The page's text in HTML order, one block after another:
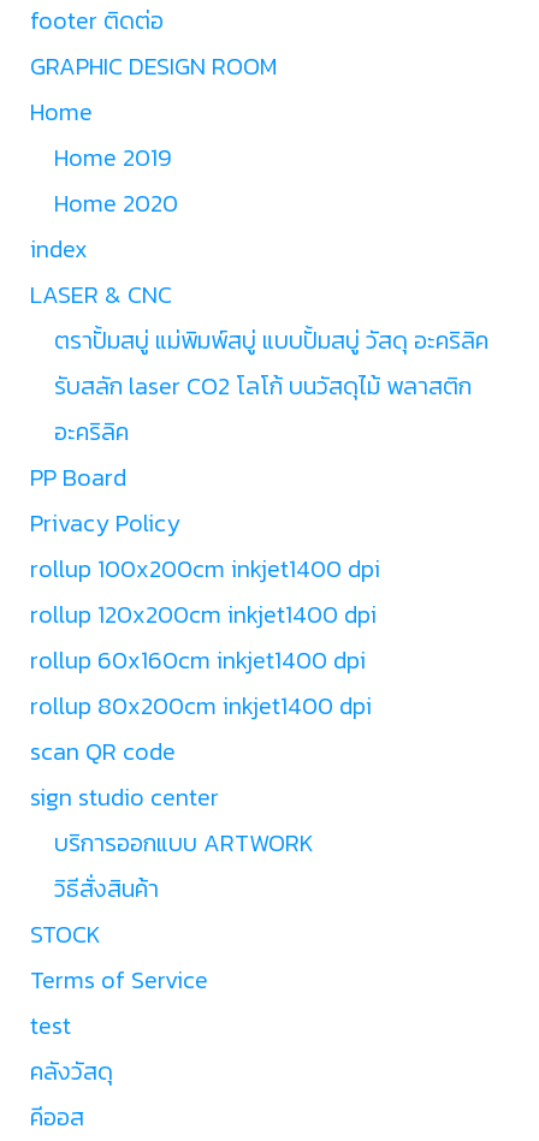
footer ติดต่อ
GRAPHIC DESIGN ROOM
Home
Home 2019
Home 2020
index
LASER & CNC
ตราปั้มสบู่ แม่พิมพ์สบู่ แบบปั้มสบู่ วัสดุ อะคริลิค
รับสลัก laser CO2 โลโก้ บนวัสดุไม้ พลาสติก
อะคริลิค
PP Board
Privacy Policy
rollup 100x200cm inkjet1400 dpi
rollup 120x200cm inkjet1400 dpi
rollup 60x160cm inkjet1400 dpi
rollup 80x200cm inkjet1400 dpi
scan QR code
sign studio center
บริการออกแบบ ARTWORK
วิธีสั่งสินค้า
STOCK
Terms of Service
test
คลังวัสดุ
คีออส